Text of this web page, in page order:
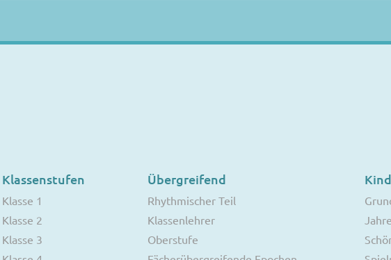
Klassenstufen
Klasse 1
Klasse 2
Klasse 3
Übergreifend
Rhythmischer Teil
Klassenlehrer
Oberstufe